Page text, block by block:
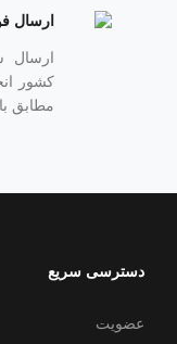
ارسال فوری
ارسال
کشور
مطابق
دسترسی سریع
عضویت